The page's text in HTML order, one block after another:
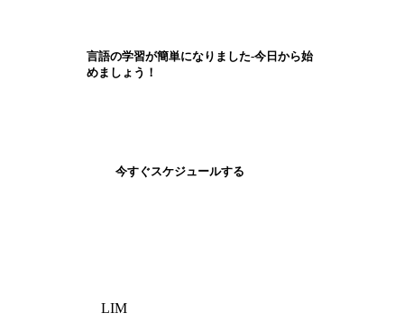
言語の学習が簡単になりました-今日から始
めましょう！
今すぐスケジュールする
LIM